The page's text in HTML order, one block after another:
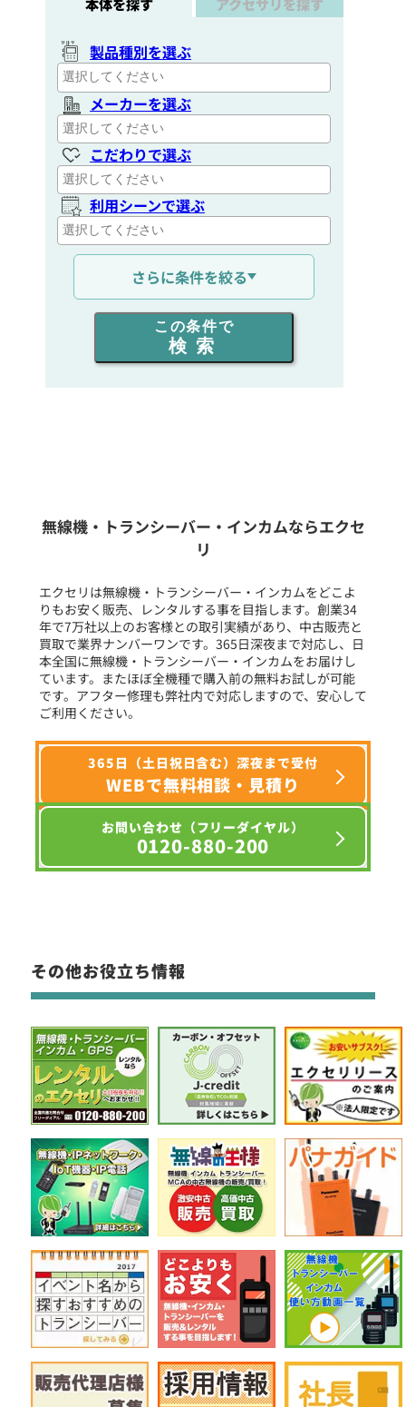
製品種別を選ぶ
メーカーを選ぶ
こだわりで選ぶ
利用シーンで選ぶ
通信距離を選ぶ
出力を選ぶ
同時通話人数を選ぶ
フリーワード入力(製品名等)
選択条件をリセット
さらに条件を絞る
この条件で
検索
無線機・トランシーバー・インカムならエクセ
リ
エクセリは無線機・トランシーバー・インカムをどこよ
りもお安く販売、レンタルする事を目指します。創業34
年で7万社以上のお客様との取引実績があり、中古販売と
買取で業界ナンバーワンです。365日深夜まで対応し、日
本全国に無線機・トランシーバー・インカムをお届けし
ています。またほぼ全機種で購入前の無料お試しが可能
です。アフター修理も弊社内で対応しますので、安心して
ご利用ください。
365日（土日祝日含む）深夜まで受付
WEBで無料相談・見積り
お問い合わせ（フリーダイヤル）
0120-880-200
その他お役立ち情報